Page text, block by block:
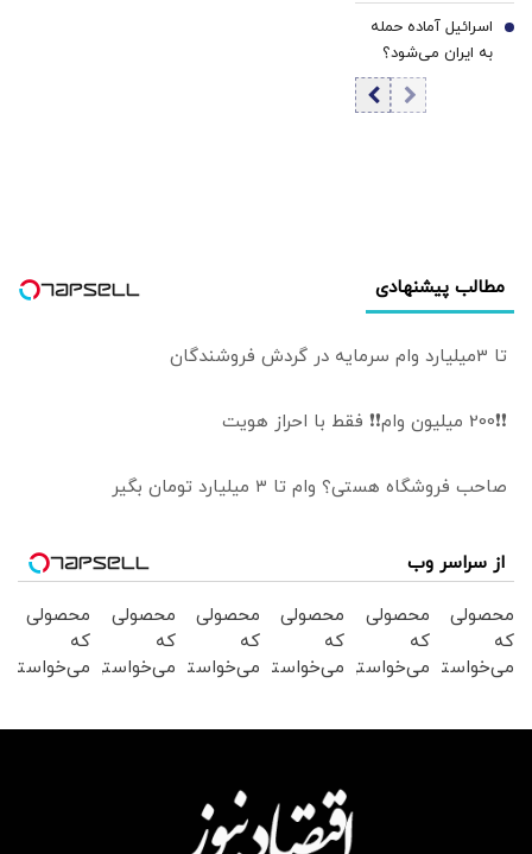
هشدار ارتش آمریکا
جنگ با ایران را آغاز
کرد
اسرائیل آماده حمله
به ایران می‌شود؟
7
مطالب پیشنهادی
تا 3میلیارد وام سرمایه در گردش فروشندگان
❗❗200 میلیون وام❗❗ فقط با احراز هویت
صاحب فروشگاه هستی؟ وام تا ۳ میلیارد تومان بگیر
از سراسر وب
محصولی
که
می‌خواستی
محصولی
که
می‌خواستی
محصولی
که
می‌خواستی
بخر !
محصولی
که
می‌خواستی
بخر !
محصولی
که
می‌خواستی
محصولی
که
می‌خواستی